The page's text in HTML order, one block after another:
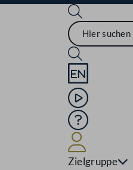
Sprache English
Mediathek
Hilfe
Zielgruppe